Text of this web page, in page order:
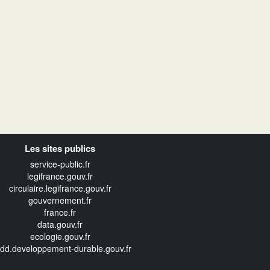
Les sites publics
service-public.fr
legifrance.gouv.fr
circulaire.legifrance.gouv.fr
gouvernement.fr
france.fr
data.gouv.fr
ecologie.gouv.fr
durable.gouv.fr